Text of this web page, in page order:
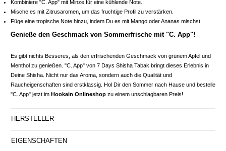
Kombiniere "C. App" mit Minze für eine kühlende Note.
Mische es mit Zitrusaromen, um das fruchtige Profil zu verstärken.
Füge eine tropische Note hinzu, indem Du es mit Mango oder Ananas mischst.
Genieße den Geschmack von Sommerfrische mit "C. App"!
Es gibt nichts Besseres, als den erfrischenden Geschmack von grünem Apfel und
Menthol zu genießen. "C. App" von 7 Days Shisha Tabak bringt dieses Erlebnis in
Deine Shisha. Nicht nur das Aroma, sondern auch die Qualität und
Raucheigenschaften sind erstklassig. Hol Dir den Sommer nach Hause und bestelle
"C. App" jetzt im Hookain Onlineshop zu einem unschlagbaren Preis!
HERSTELLER
EIGENSCHAFTEN